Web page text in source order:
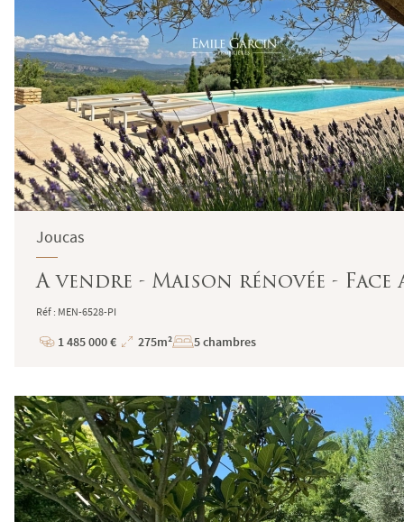
Joucas
A vendre - Maison rénovée - Face
Réf : MEN-6528-PI
Prix
1 485 000 €
Superficie
275m² 5 chambres